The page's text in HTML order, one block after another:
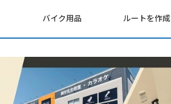
バイク用品 ルートを作成